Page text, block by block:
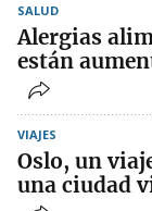
SALUD
Alergias
están
VIAJES
Oslo, un
una ciudad